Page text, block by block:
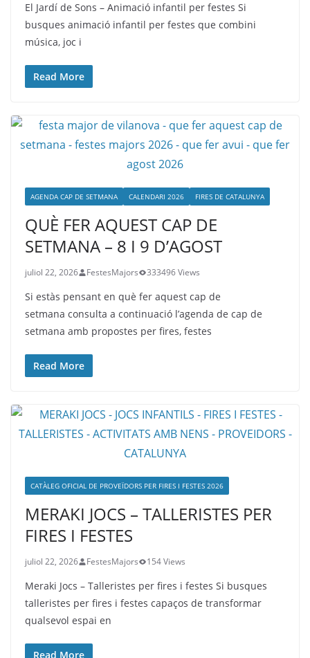
El Jardí de Sons – Animació infantil per festes Si
busques animació infantil per festes que combini
música, joc i
Read More
AGENDA CAP DE SETMANA CALENDARI 2026 FIRES DE CATALUNYA
QUÈ FER AQUEST CAP DE
SETMANA – 8 I 9 D’AGOST
juliol 22, 2026 FestesMajors 333496 Views
Si estàs pensant en què fer aquest cap de
setmana consulta a continuació l’agenda de cap de
setmana amb propostes per fires, festes
Read More
CATÀLEG OFICIAL DE PROVEÏDORS PER FIRES I FESTES 2026
MERAKI JOCS – TALLERISTES PER
FIRES I FESTES
juliol 22, 2026 FestesMajors 154 Views
Meraki Jocs – Talleristes per fires i festes Si busques
talleristes per fires i festes capaços de transformar
qualsevol espai en
Read More